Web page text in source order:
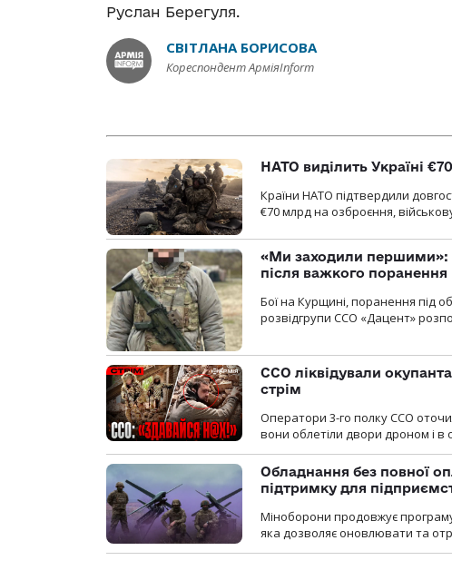
Руслан Берегуля.
СВІТЛАНА БОРИСОВА
Кореспондент АрміяInform
НАТО виділить Україні
Країни НАТО підтвердили
€70 млрд на озброєння,
«Ми заходили першими»:
після важкого
Бої на Курщині, поранення під
розвідгрупи ССО «Дацент»
ССО ліквідували
стрім
Оператори 3-го полку ССО
вони облетіли двори дроном і
Обладнання без повної
підтримку для
Міноборони продовжує
яка дозволяє оновлювати та